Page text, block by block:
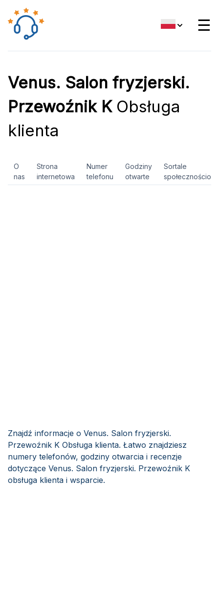
☰
Venus. Salon fryzjerski.
Przewoźnik KObsługa
klienta
O
nas
Strona
internetowa
Numer
telefonu
Godziny
otwarte
Sortale
Znajdź informacje o Venus. Salon fryzjerski.
Przewoźnik K Obsługa klienta. Łatwo znajdziesz
numery telefonów, godziny otwarcia i recenzje
dotyczące Venus. Salon fryzjerski. Przewoźnik K
obsługa klienta i wsparcie.